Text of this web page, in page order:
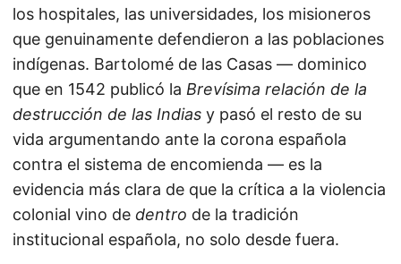
los hospitales, las universidades, los misioneros
que genuinamente defendieron a las poblaciones
indígenas. Bartolomé de las Casas — dominico
que en 1542 publicó la Brevísima relación de la
destrucción de las Indias y pasó el resto de su
vida argumentando ante la corona española
contra el sistema de encomienda — es la
evidencia más clara de que la crítica a la violencia
colonial vino de dentro de la tradición
institucional española, no solo desde fuera.